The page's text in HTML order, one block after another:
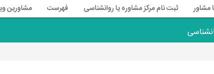
مشاور ثبت نام مرکز مشاوره یا روانشناسی فهرست مشاورین